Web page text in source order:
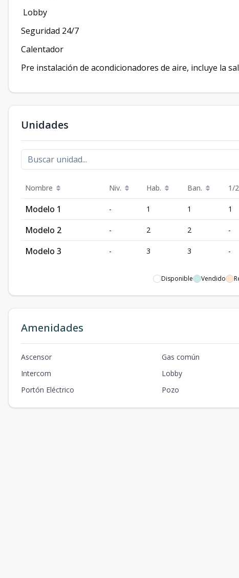
Lobby
Seguridad 24/7
Calentador
Pre instalación de acondicionadores de aire, incluye la
Unidades
Nombre Niv. Hab. Ban. 1/
Modelo 1 - 1 1 1
Modelo 2 - 2 2 -
Modelo 3 - 3 3 -
Disponible Vendido
Amenidades
Ascensor Gas común
Intercom
Lobby
Portón Eléctrico
Pozo